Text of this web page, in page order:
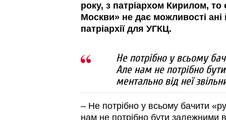
року, з патріархом Кирилом, то
Москви» не дає можливості ані
патріархії для УГКЦ.
Не потрібно у всьому
Але нам не потрібно
ментально від неї
– Не потрібно у всьому бачити
нам не потрібно бути залежними